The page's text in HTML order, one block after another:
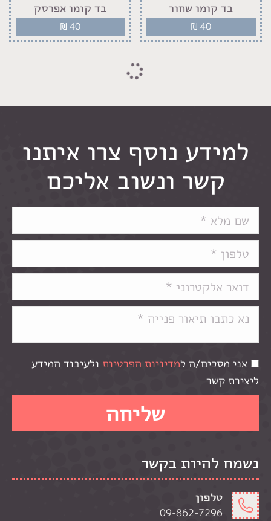
בד קומו שחור
₪ 40
בד קומו אפרסק
₪ 40
למידע נוסף צרו איתנו
קשר ונשוב אליכם
אני מסכים/ה למדיניות הפרטיות ולעיבוד המידע
ליצירת קשר
נשמח להיות בקשר
טלפון
09-862-7296